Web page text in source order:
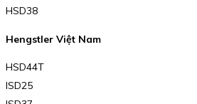
HSD38
Hengstler Việt Nam
HSD44T
ISD25